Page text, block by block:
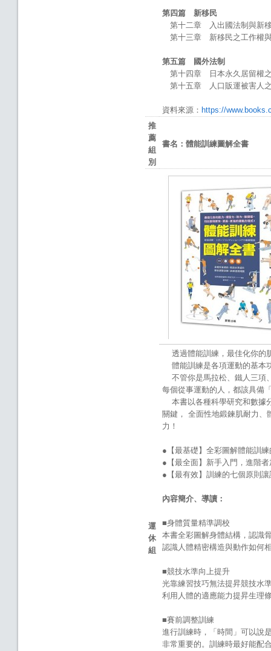
第四篇 新移民
第十二章 入出國法制與新
第十三章 新移民之工作權
第五篇 國外法制
第十四章 日本永久居留權
第十五章 人口販運被害人
資料來源： https://
推
薦
組
別
書名： 體能訓練圖解全書
運
休
組
透過體能訓練，最佳化你的
體能訓練是各項運動的基本
不管你是馬拉松、鐵人三項
每個從事運動的人，都該具備
本書以各種科學研究和數據
關鍵， 全面性地鍛鍊肌耐力、
力！
●【最基礎】全彩圖解體能訓
●【最全面】新手入門，進階
●【最有效】訓練的七個原則
內容簡介、導讀：
■身體質量精準調校
本書全彩圖解身體結構，認識
認識人體精密構造與動作如何
■競技水準向上提升
光靠練習技巧無法提昇競技水
利用人體的適應能力提昇生理
■賽前調整訓練
進行訓練時，「時間」可以說
非常重要的。訓練時最好能配